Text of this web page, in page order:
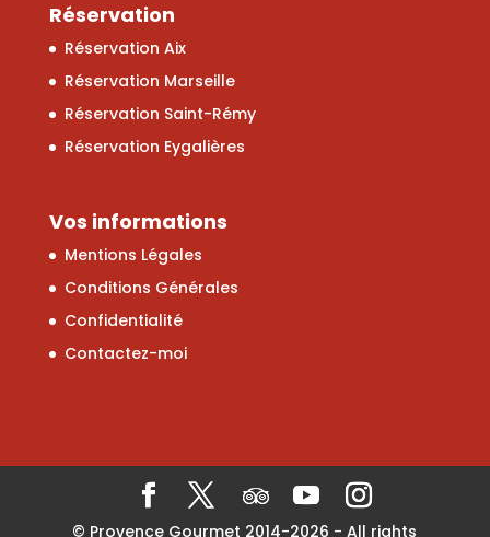
Réservation
Réservation Aix
Réservation Marseille
Réservation Saint-Rémy
Réservation Eygalières
Vos informations
Mentions Légales
Conditions Générales
Confidentialité
Contactez-moi
© Provence Gourmet 2014-2026 - All rights